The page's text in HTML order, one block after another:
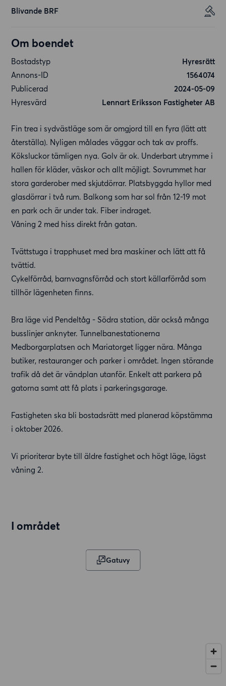
Blivande BRF
Om boendet
Bostadstyp
Hyresrätt
Annons-ID
1564074
Publicerad
2024-05-09
Hyresvärd
Lennart Eriksson Fastigheter AB
Fin trea i sydvästläge som är omgjord till en fyra (lätt att
återställa). Nyligen målades väggar och tak av proffs.
Köksluckor tämligen nya. Golv är ok. Underbart utrymme i
hallen för kläder, väskor och allt möjligt. Sovrummet har
stora garderober med skjutdörrar. Platsbyggda hyllor med
glasdörrar i två rum. Balkong som har sol från 12-19 mot
en park och är under tak. Fiber indraget.
Våning 2 med hiss direkt från gatan.
Tvättstuga i trapphuset med bra maskiner och lätt att få
tvättid.
Cykelförråd, barnvagnsförråd och stort källarförråd som
tillhör lägenheten finns.
Bra läge vid Pendeltåg - Södra station, där också många
busslinjer anknyter. Tunnelbanestationerna
Medborgarplatsen och Mariatorget ligger nära. Många
butiker, restauranger och parker i området. Ingen störande
trafik då det är vändplan utanför. Enkelt att parkera på
gatorna samt att få plats i parkeringsgarage.
Fastigheten ska bli bostadsrätt med planerad köpstämma
i oktober 2026.
Vi prioriterar byte till äldre fastighet och högt läge, lägst
våning 2.
I området
Gatuvy